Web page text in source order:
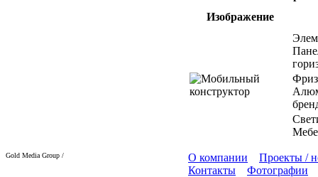
Изображение
О компании
Проекты /
Контакты
Фотографии
Gold Media Group /